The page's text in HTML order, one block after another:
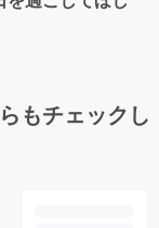
もチェックし